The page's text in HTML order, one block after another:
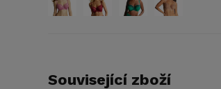
Související zboží